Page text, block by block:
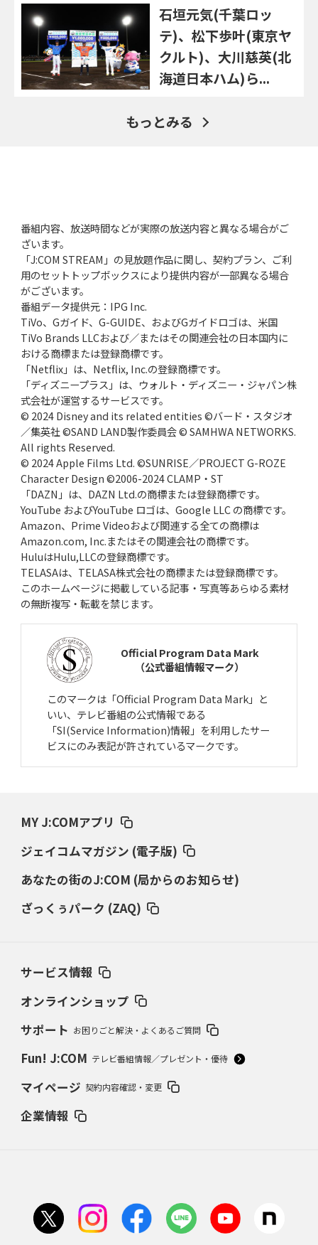
石垣元気(千葉ロッ
テ)、松下歩叶(東京ヤ
クルト)、大川慈英(北
海道日本ハム)ら...
もっとみる
番組内容、放送時間などが実際の放送内容と異なる場合がご
ざいます。
「J:COM STREAM」の見放題作品に関し、契約プラン、ご利
用のセットトップボックスにより提供内容が一部異なる場合
がございます。
番組データ提供元：IPG Inc.
TiVo、Gガイド、G-GUIDE、およびGガイドロゴは、米国
TiVo Brands LLCおよび／またはその関連会社の日本国内に
おける商標または登録商標です。
「Netflix」は、Netflix, Inc.の登録商標です。
「ディズニープラス」は、ウォルト・ディズニー・ジャパン株
式会社が運営するサービスです。
© 2024 Disney and its related entities ©バード・スタジオ
／集英社 ©SAND LAND製作委員会 © SAMHWA NETWORKS.
All rights Reserved.
© 2024 Apple Films Ltd. ©SUNRISE／PROJECT G-ROZE
Character Design ©2006-2024 CLAMP・ST
「DAZN」は、DAZN Ltd.の商標または登録商標です。
YouTube およびYouTube ロゴは、Google LLC の商標です。
Amazon、Prime Videoおよび関連する全ての商標は
Amazon.com, Inc.またはその関連会社の商標です。
HuluはHulu,LLCの登録商標です。
TELASAは、TELASA株式会社の商標または登録商標です。
このホームページに掲載している記事・写真等あらゆる素材
の無断複写・転載を禁じます。
Official Program Data Mark
（公式番組情報マーク）
このマークは「Official Program Data Mark」と
いい、テレビ番組の公式情報である
「SI(Service Information)情報」を利用したサー
ビスにのみ表記が許されているマークです。
MY J:COMアプリ
ジェイコムマガジン (電子版)
あなたの街のJ:COM (局からのお知らせ)
ざっくぅパーク (ZAQ)
サービス情報
オンラインショップ
サポート お困りごと解決・よくあるご質問
Fun! J:COM テレビ番組情報／プレゼント・優待
マイページ 契約内容確認・変更
企業情報